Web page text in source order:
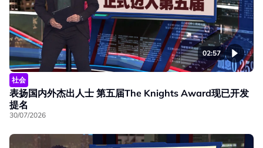
02:57
社会
表扬国内外杰出人士 第五届The Knights Award现已开发
提名
30/07/2026